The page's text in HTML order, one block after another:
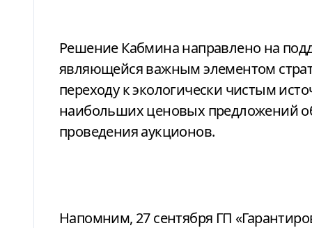
Решение Кабмина направлено на
являющейся важным элементом
переходу к экологически чистым
наибольших ценовых предложений
проведения аукционов.
Напомним, 27 сентября ГП